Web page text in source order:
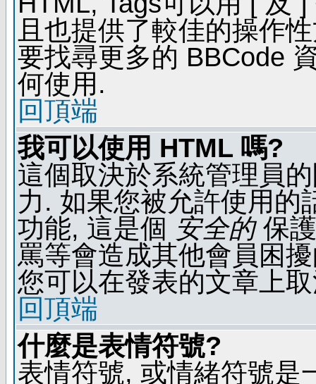
且也提供了較佳的操作
要找尋更多的 BBCode
何使用.
回頂端
我可以使用 HTML 嗎?
這個取決於系統管理員
力. 如果您被允許使用的
功能, 這是個 安全的保
罵等會造成其他會員困
您可以在發表的文章上
回頂端
什麼是表情符號?
表情符號, 或情緒符號是